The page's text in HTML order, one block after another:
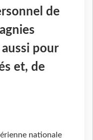
de
pour
et, de
nationale